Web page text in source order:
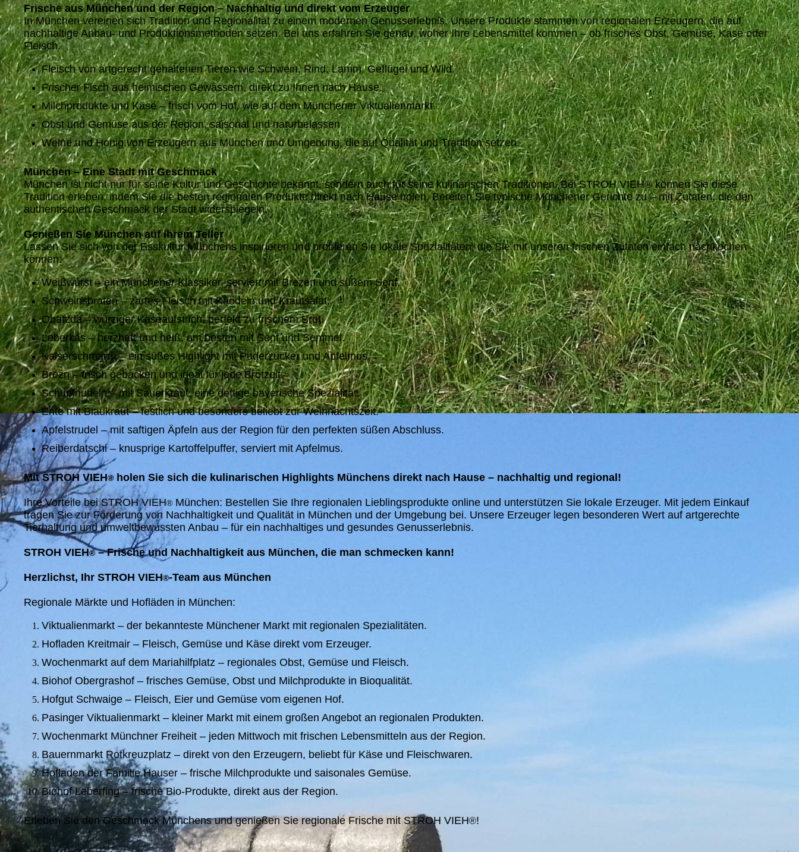
Frische aus München und der Region – Nachhaltig und direkt vom Erzeuger
In München vereinen sich Tradition und Regionalität zu einem modernen Genusserlebnis. Unsere Produkte stammen von regionalen Erzeugern, die auf
nachhaltige Anbau- und Produktionsmethoden setzen. Bei uns erfahren Sie genau, woher Ihre Lebensmittel kommen – ob frisches Obst, Gemüse, Käse oder
Fleisch.
Fleisch von artgerecht gehaltenen Tieren wie Schwein, Rind, Lamm, Geflügel und Wild.
Frischer Fisch aus heimischen Gewässern, direkt zu Ihnen nach Hause.
Milchprodukte und Käse – frisch vom Hof, wie auf dem Münchener Viktualienmarkt.
Obst und Gemüse aus der Region, saisonal und naturbelassen.
Weine und Honig von Erzeugern aus München und Umgebung, die auf Qualität und Tradition setzen.
München – Eine Stadt mit Geschmack
München ist nicht nur für seine Kultur und Geschichte bekannt, sondern auch für seine kulinarischen Traditionen. Bei STROH VIEH® können Sie diese
Tradition erleben, indem Sie die besten regionalen Produkte direkt nach Hause holen. Bereiten Sie typische Münchener Gerichte zu – mit Zutaten, die den
authentischen Geschmack der Stadt widerspiegeln.
Genießen Sie München auf Ihrem Teller
Lassen Sie sich von der Esskultur Münchens inspirieren und probieren Sie lokale Spezialitäten, die Sie mit unseren frischen Zutaten einfach nachkochen
können:
Weißwurst – ein Münchener Klassiker, serviert mit Brezen und süßem Senf.
Schweinsbraten – zartes Fleisch mit Knödeln und Krautsalat.
Obatzda – würziger Käseaufstrich, perfekt zu frischem Brot.
Leberkäs – herzhaft und heiß, am besten mit Senf und Semmel.
Kaiserschmarrn – ein süßes Highlight mit Puderzucker und Apfelmus.
Brezn – frisch gebacken und ideal für jede Brotzeit.
Schupfnudeln – mit Sauerkraut, eine deftige bayerische Spezialität.
Ente mit Blaukraut – festlich und besonders beliebt zur Weihnachtszeit.
Apfelstrudel – mit saftigen Äpfeln aus der Region für den perfekten süßen Abschluss.
Reiberdatschi – knusprige Kartoffelpuffer, serviert mit Apfelmus.
Mit STROH VIEH®holen Sie sich die kulinarischen Highlights Münchens direkt nach Hause – nachhaltig und regional!
Ihre Vorteile bei STROH VIEH® München: Bestellen Sie Ihre regionalen Lieblingsprodukte online und unterstützen Sie lokale Erzeuger. Mit jedem Einkauf
tragen Sie zur Förderung von Nachhaltigkeit und Qualität in München und der Umgebung bei. Unsere Erzeuger legen besonderen Wert auf artgerechte
Tierhaltung und umweltbewussten Anbau – für ein nachhaltiges und gesundes Genusserlebnis.
STROH VIEH®– Frische und Nachhaltigkeit aus München, die man schmecken kann!
Herzlichst, Ihr STROH VIEH®-Team aus München
Regionale Märkte und Hofläden in München:
Viktualienmarkt – der bekannteste Münchener Markt mit regionalen Spezialitäten.
Hofladen Kreitmair – Fleisch, Gemüse und Käse direkt vom Erzeuger.
Wochenmarkt auf dem Mariahilfplatz – regionales Obst, Gemüse und Fleisch.
Biohof Obergrashof – frisches Gemüse, Obst und Milchprodukte in Bioqualität.
Hofgut Schwaige – Fleisch, Eier und Gemüse vom eigenen Hof.
Pasinger Viktualienmarkt – kleiner Markt mit einem großen Angebot an regionalen Produkten.
Wochenmarkt Münchner Freiheit – jeden Mittwoch mit frischen Lebensmitteln aus der Region.
Bauernmarkt Rotkreuzplatz – direkt von den Erzeugern, beliebt für Käse und Fleischwaren.
Hofladen der Familie Hauser – frische Milchprodukte und saisonales Gemüse.
Biohof Leberfing – frische Bio-Produkte, direkt aus der Region.
Erleben Sie den Geschmack Münchens und genießen Sie regionale Frische mit STROH VIEH®!